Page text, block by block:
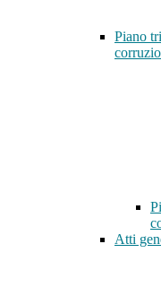
Piano
Atti